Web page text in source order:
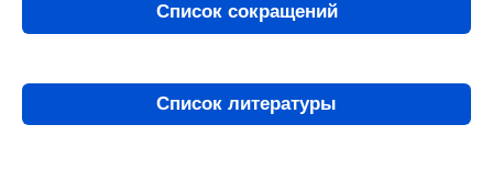
Список сокращений
Список литературы